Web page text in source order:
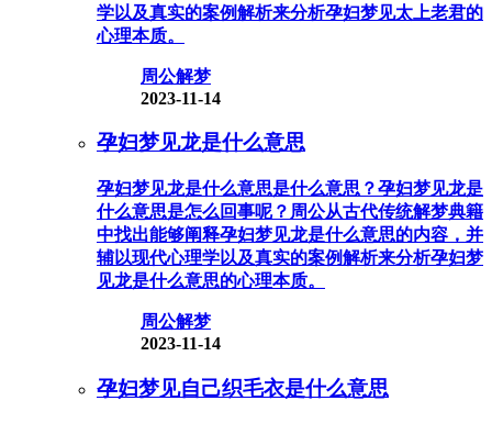
学以及真实的案例解析来分析孕妇梦见太上老君的
心理本质。
周公解梦
2023-11-14
孕妇梦见龙是什么意思
孕妇梦见龙是什么意思是什么意思？孕妇梦见龙是
什么意思是怎么回事呢？周公从古代传统解梦典籍
中找出能够阐释孕妇梦见龙是什么意思的内容，并
辅以现代心理学以及真实的案例解析来分析孕妇梦
见龙是什么意思的心理本质。
周公解梦
2023-11-14
孕妇梦见自己织毛衣是什么意思